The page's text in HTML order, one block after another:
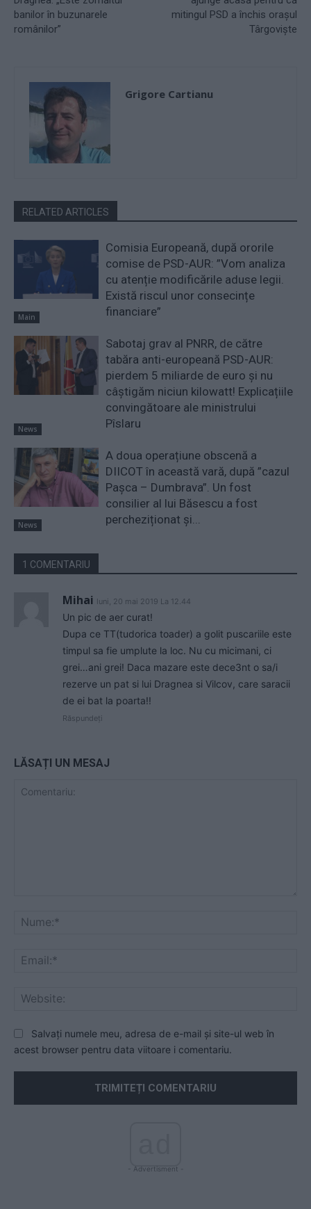
banilor în buzunarele
românilor”
mitingul PSD a închis orașul
Târgoviște
Grigore Cartianu
RELATED ARTICLES
Main
Comisia Europeană, după ororile
comise de PSD-AUR: ”Vom analiza
cu atenție modificările aduse legii.
Există riscul unor consecințe
financiare”
News
Sabotaj grav al PNRR, de către
tabăra anti-europeană PSD-AUR:
pierdem 5 miliarde de euro și nu
câștigăm niciun kilowatt! Explicațiile
convingătoare ale ministrului
Pîslaru
News
A doua operațiune obscenă a
DIICOT în această vară, după ”cazul
Pașca – Dumbrava”. Un fost
consilier al lui Băsescu a fost
percheziționat și...
1 COMENTARIU
Mihai luni, 20 mai 2019 La 12.44
Un pic de aer curat!
Dupa ce TT(tudorica toader) a golit puscariile este
timpul sa fie umplute la loc. Nu cu micimani, ci
grei…ani grei! Daca mazare este dece3nt o sa/i
rezerve un pat si lui Dragnea si Vilcov, care saracii
de ei bat la poarta!!
Răspundeți
LĂSAȚI UN MESAJ
Salvați numele meu, adresa de e-mail și site-ul web în
acest browser pentru data viitoare i comentariu.
- Advertisment -